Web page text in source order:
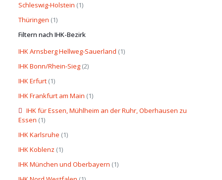
Schleswig-Holstein (1)
Thüringen (1)
Filtern nach IHK-Bezirk
IHK Arnsberg Hellweg-Sauerland (1)
IHK Bonn/Rhein-Sieg (2)
IHK Erfurt (1)
IHK Frankfurt am Main (1)
IHK für Essen, Mühlheim an der Ruhr, Oberhausen zu
Essen (1)
IHK Karlsruhe (1)
IHK Koblenz (1)
IHK München und Oberbayern (1)